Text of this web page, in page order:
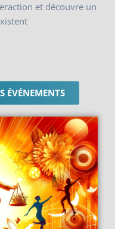
et découvre un
ÉVÉNEMENTS